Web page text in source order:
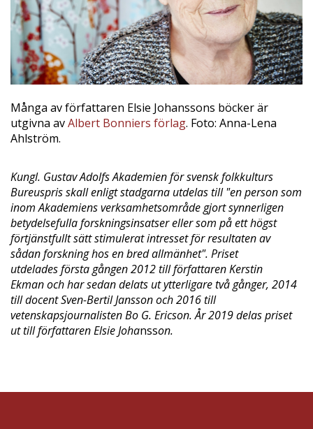
Många av författaren Elsie Johanssons böcker är
utgivna avAlbert Bonniers förlag. Foto: Anna-Lena
Ahlström.
Kungl. Gustav Adolfs Akademien för svensk folkkulturs
Bureuspris skall enligt stadgarna utdelas till "en person som
inom Akademiens verksamhetsområde gjort synnerligen
betydelsefulla forskningsinsatser eller som på ett högst
förtjänstfullt sätt stimulerat intresset för resultaten av
sådan forskning hos en bred allmänhet". Priset
utdelades första gången 2012 till författaren Kerstin
Ekman och har sedan delats ut ytterligare två gånger, 2014
till docent Sven-Bertil Jansson och 2016 till
vetenskapsjournalisten Bo G. Ericson. År 2019 delas priset
ut till författaren Elsie Johansson.